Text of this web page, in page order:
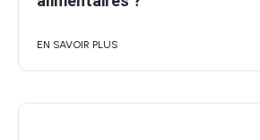
EN SAVOIR PLUS